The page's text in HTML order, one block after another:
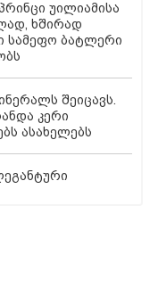
უილიამისა
ხშირად
სამეფო ბატლერი
შეიცავს.
კერი
ასახელებს